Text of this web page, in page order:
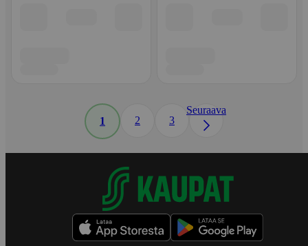
1 2 3
Seuraava